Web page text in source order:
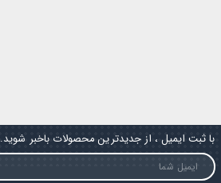
با ثبت ایمیل ، از جدیدترین محصولات باخبر شوید.